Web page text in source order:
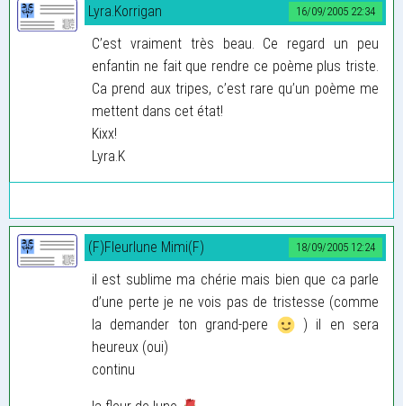
16/09/2005 22:34
Lyra.Korrigan
C’est vraiment très beau. Ce regard un peu
enfantin ne fait que rendre ce poème plus triste.
Ca prend aux tripes, c’est rare qu’un poème me
mettent dans cet état!
Kixx!
Lyra.K
18/09/2005 12:24
(F)Fleurlune Mimi(F)
il est sublime ma chérie mais bien que ca parle
d’une perte je ne vois pas de tristesse (comme
la demander ton grand-pere
) il en sera
heureux (oui)
continu